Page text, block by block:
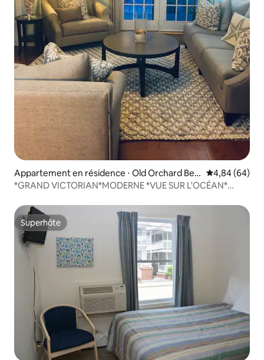
Appartement en résidence ⋅ Old Orchard Bea
ch
Évaluation
4,84 (64)
*GRAND VICTORIAN*MODERNE *VUE SUR L'OCÉAN*
Superhôte
Superhôte